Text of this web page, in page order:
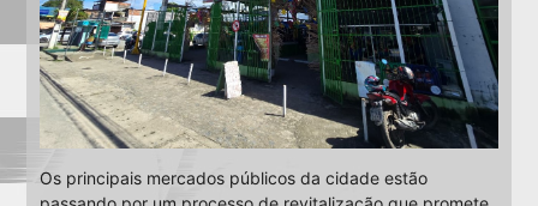
Os principais mercados públicos da cidade estão